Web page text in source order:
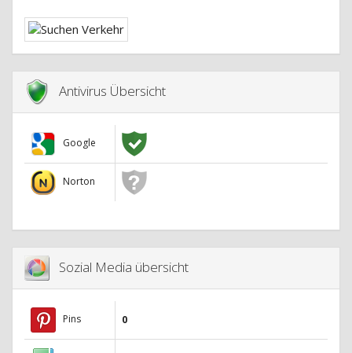
Antivirus Übersicht
Google
Norton
Sozial Media übersicht
Pins 0